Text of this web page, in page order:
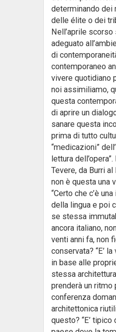
determinando dei
delle élite o dei
Nell’aprile scorso
adeguato
di
contemporaneo
vivere quotidiano
noi assimiliamo,
questa
di aprire un
sanare questa
prima di tutto
“medicazioni”
lettura
Tevere, da Burri
non è questa una
“Certo che c’è
della lingua e poi
se stessa
ancora italiano,
venti anni fa, non
conservata? “E’
in base alle
stessa
prenderà un ritmo
conferenza
architettonica
questo? “E’